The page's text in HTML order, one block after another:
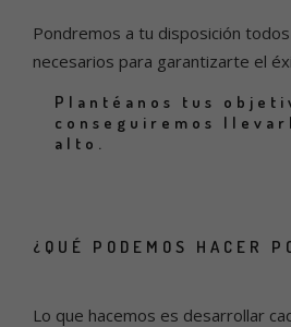
Pondremos a tu disposición
necesarios para garantizarte el
Plantéanos tus
conseguiremos
alto.
¿QUÉ PODEMOS HACER
Lo que hacemos es desarrollar